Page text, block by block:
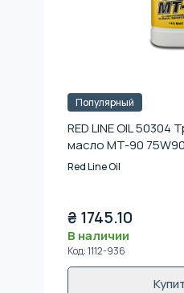
Популярный
RED LINE OIL
масло MT-90
Red Line Oil
₴ 1745.10
В наличии
Код:1112-936